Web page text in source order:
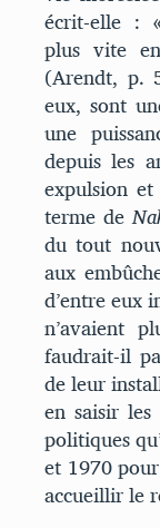
écrit-elle :
plus vite
(Arendt, p.
eux, sont
une
depuis les
expulsion
terme de
du tout
aux
d’entre eux
n’avaient
faudrait-il
de leur
en saisir
politiques
et 1970
accueillir le